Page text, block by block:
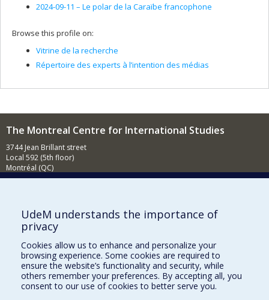
2024-09-11 – Le polar de la Caraïbe francophone
Browse this profile on:
Vitrine de la recherche
Répertoire des experts à l’intention des médias
The Montreal Centre for International Studies
3744 Jean Brillant street
Local 592 (5th floor)
Montréal (QC)
H3T 1P1
E-mail
News(in french)
Activities(in french)
Supporting the CÉRIUM
UdeM understands the importance of
privacy
Cookies allow us to enhance and personalize your
browsing experience. Some cookies are required to
ensure the website’s functionality and security, while
others remember your preferences. By accepting all, you
consent to our use of cookies to better serve you.